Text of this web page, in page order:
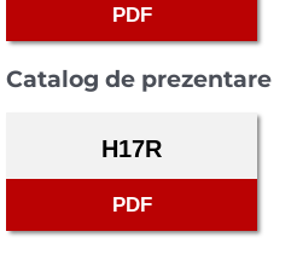
PDF
Catalog de prezentare
H17R
PDF